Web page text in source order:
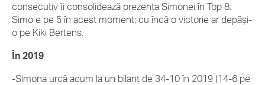
consecutiv îi consolidează prezența Simonei în Top 8.
Simo e pe 5 în acest moment; cu încă o victorie ar depăși-
o pe Kiki Bertens.
În 2019
-Simona urcă acum la un bilanț de 34-10 în 2019 (14-6 pe